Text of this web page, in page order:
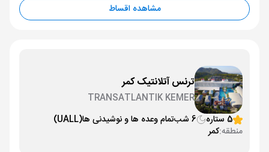
مشاهده اقساط
ترنس آتلانتیک کمر
TRANSATLANTIK KEMER
5 ستاره
6 شب تمام وعده ها و نوشیدنی ها(UALL)
منطقه:کمر